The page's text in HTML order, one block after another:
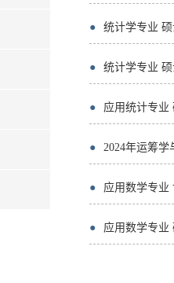
● 统计学专业
● 统计学专业
● 应用统计专业
● 2024年运筹
● 应用数学专业
● 应用数学专业